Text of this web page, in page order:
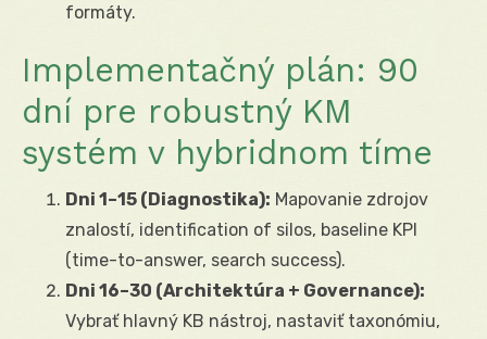
formáty.
Implementačný plán: 90
dní pre robustný KM
systém v hybridnom tíme
Dni 1–15 (Diagnostika): Mapovanie zdrojov
znalostí, identification of silos, baseline KPI
(time-to-answer, search success).
Dni 16–30 (Architektúra + Governance):
Vybrať hlavný KB nástroj, nastaviť taxonómiu,